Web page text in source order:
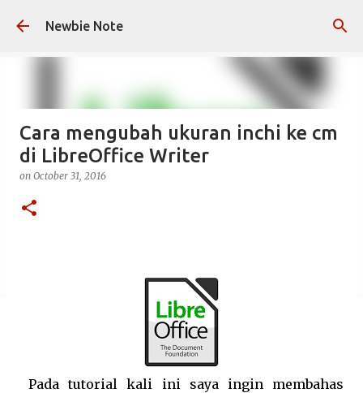
Skip to main content
Newbie Note
Cara mengubah ukuran inchi ke cm
di LibreOffice Writer
on October 31, 2016
Pada tutorial kali ini saya ingin membahas